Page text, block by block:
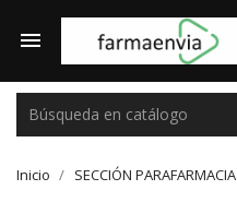

Inicio SECCIÓN PARAFARMACIA